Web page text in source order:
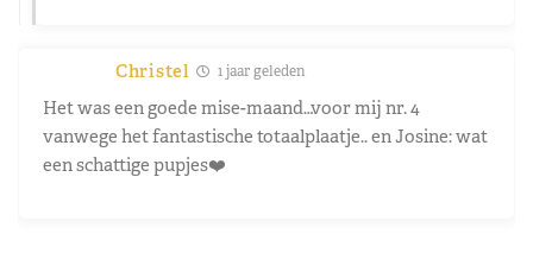
Christel 1 jaar geleden
Het was een goede mise-maand…voor mij nr. 4
vanwege het fantastische totaalplaatje.. en Josine: wat
een schattige pupjes❤️